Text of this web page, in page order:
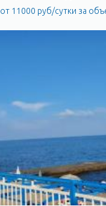
от 11000 руб/сутки за